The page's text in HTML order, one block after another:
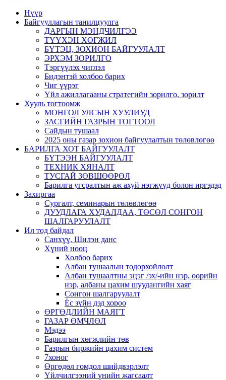
Нүүр
Байгууллагын танилцуулга
ДАРГЫН МЭНДЧИЛГЭЭ
ТҮҮХЭН ХӨГЖИЛ
БҮТЭЦ, ЗОХИОН БАЙГУУЛАЛТ
ЭРХЭМ ЗОРИЛГО
Тэргүүлэх чиглэл
Бидэнтэй холбоо барих
Чиг үүрэг
Үйл ажиллагааны стратегийн зорилго, зорилт
Хууль тогтоомж
МОНГОЛ УЛСЫН ХУУЛИУД
ЗАСГИЙН ГАЗРЫН ТОГТООЛ
Сайдын тушаал
2025 оны газар зохион байгуулалтын төлөвлөгөө
БАРИЛГА ХОТ БАЙГУУЛАЛТ
БҮТЭЭН БАЙГУУЛАЛТ
ТЕХНИК ХЯНАЛТ
ТУСГАЙ ЗӨВШӨӨРӨЛ
Барилга угсралтын аж ахуй нэгжүүд болон иргэдэд
Захиргаа
Сургалт, семинарын төлөвлөгөө
ДУУДЛАГА ХУДАЛДАА, ТӨСӨЛ СОНГОН
ШАЛГАРУУЛАЛТ
Ил тод байдал
Санхүү, Шилэн данс
Хүний нөөц
Холбоо барих
Албан тушаалын тодорхойлолт
Албан тушаалтны эцэг /эх/-ийн нэр, өөрийн
нэр, албаны цахим шуудангийн хаяг
Сонгон шалгаруулалт
Ёс зүйн дэд хороо
ӨРГӨДЛИЙН МАЯГТ
ГАЗАР ӨМЧЛӨЛ
Мэдээ
Барилгын хөгжлийн төв
Газрын биржийн цахим систем
7хоног
Өргөдөл гомдол шийдвэрлэлт
Үйлчилгээний үнийн жагсаалт